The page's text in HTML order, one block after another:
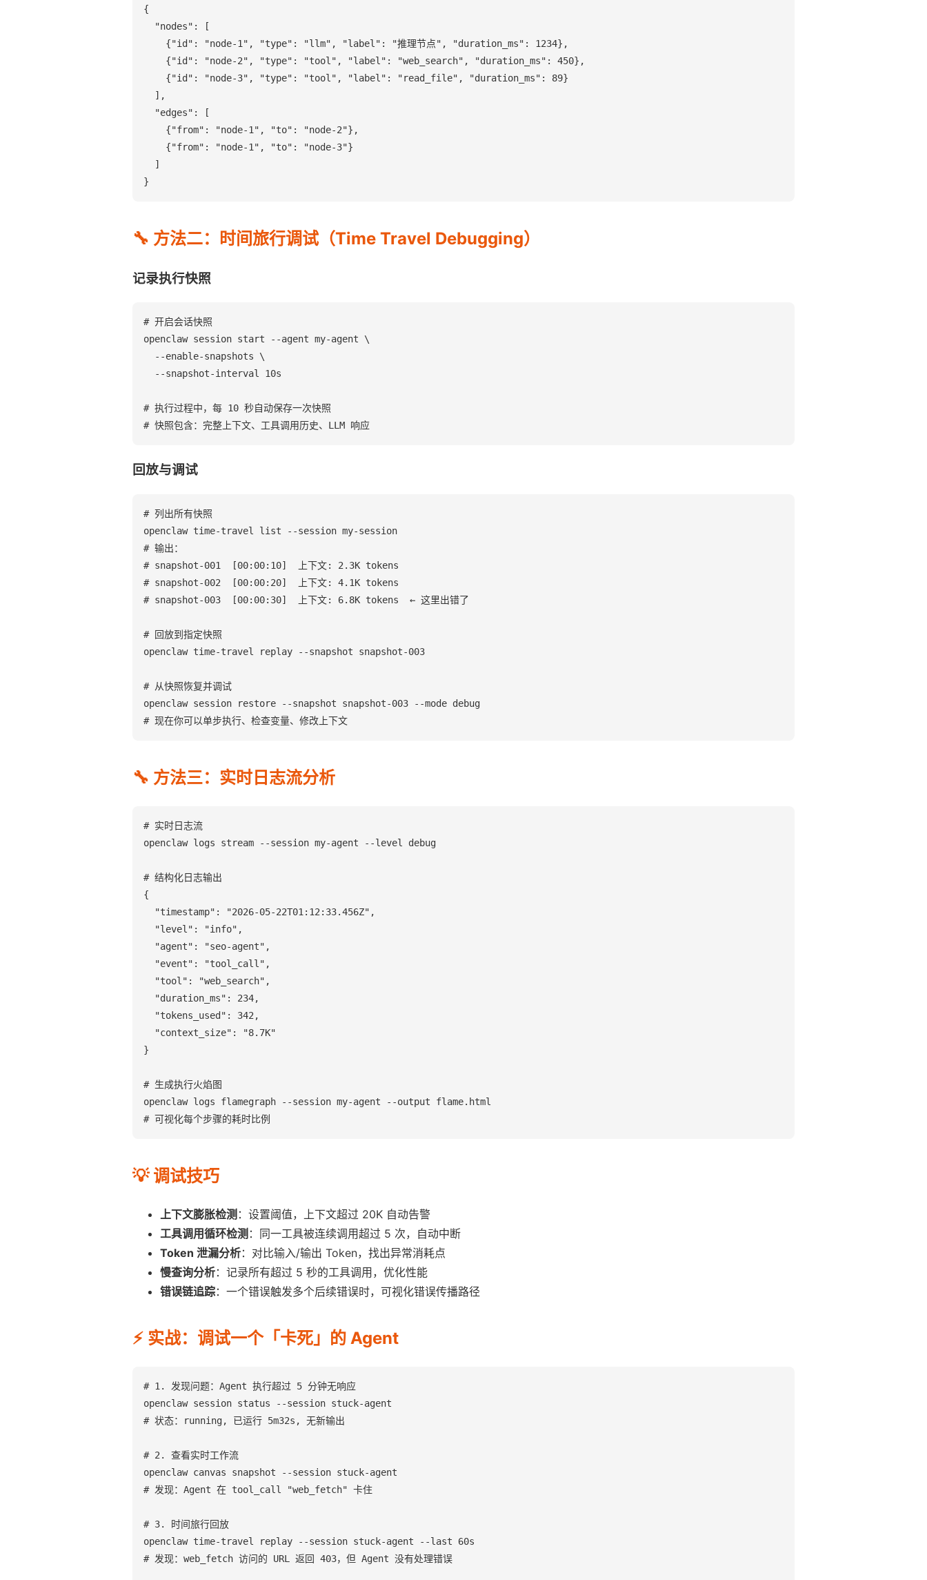
{
  "nodes": [
    {"id": "node-1", "type": "llm", "label": "推理节点", "duration_ms": 1234},
    {"id": "node-2", "type": "tool", "label": "web_search", "duration_ms": 450},
    {"id": "node-3", "type": "tool", "label": "read_file", "duration_ms": 89}
  ],
  "edges": [
    {"from": "node-1", "to": "node-2"},
    {"from": "node-1", "to": "node-3"}
  ]
}
🔧 方法二：时间旅行调试（Time Travel Debugging）
记录执行快照
# 开启会话快照
openclaw session start --agent my-agent \
  --enable-snapshots \
  --snapshot-interval 10s
# 执行过程中，每 10 秒自动保存一次快照
# 快照包含：完整上下文、工具调用历史、LLM 响应
回放与调试
# 列出所有快照
openclaw time-travel list --session my-session
# 输出：
# snapshot-001  [00:00:10]  上下文: 2.3K tokens
# snapshot-002  [00:00:20]  上下文: 4.1K tokens
# snapshot-003  [00:00:30]  上下文: 6.8K tokens  ← 这里出错了
# 回放到指定快照
openclaw time-travel replay --snapshot snapshot-003
# 从快照恢复并调试
openclaw session restore --snapshot snapshot-003 --mode debug
# 现在你可以单步执行、检查变量、修改上下文
🔧 方法三：实时日志流分析
# 实时日志流
openclaw logs stream --session my-agent --level debug
# 结构化日志输出
{
  "timestamp": "2026-05-22T01:12:33.456Z",
  "level": "info",
  "agent": "seo-agent",
  "event": "tool_call",
  "tool": "web_search",
  "duration_ms": 234,
  "tokens_used": 342,
  "context_size": "8.7K"
}
# 生成执行火焰图
openclaw logs flamegraph --session my-agent --output flame.html
# 可视化每个步骤的耗时比例
💡 调试技巧
上下文膨胀检测 ：设置阈值，上下文超过 20K 自动告警
工具调用循环检测 ：同一工具被连续调用超过 5 次，自动中断
Token 泄漏分析：对比输入/输出 Token，找出异常消耗点
慢查询分析：记录所有超过 5 秒的工具调用，优化性能
错误链追踪：一个错误触发多个后续错误时，可视化错误传播路径
⚡ 实战：调试一个「卡死」的 Agent
# 1. 发现问题：Agent 执行超过 5 分钟无响应
openclaw session status --session stuck-agent
# 状态：running, 已运行 5m32s, 无新输出
# 2. 查看实时工作流
openclaw canvas snapshot --session stuck-agent
# 发现：Agent 在 tool_call "web_fetch" 卡住
# 3. 时间旅行回放
openclaw time-travel replay --session stuck-agent --last 60s
# 发现：web_fetch 访问的 URL 返回 403，但 Agent 没有处理错误